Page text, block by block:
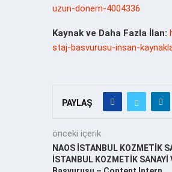
uzun-donem-4004336
Kaynak ve Daha Fazla İlan:
staj-basvurusu-insan-
PAYLAŞ
önceki içerik
NAOS İSTANBUL KOZMETİK
İSTANBUL KOZMETİK